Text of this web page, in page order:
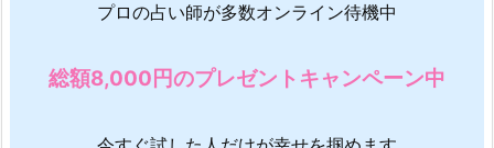
プロの占い師が多数オンライン待機中
総額8,000円のプレゼントキャンペーン中